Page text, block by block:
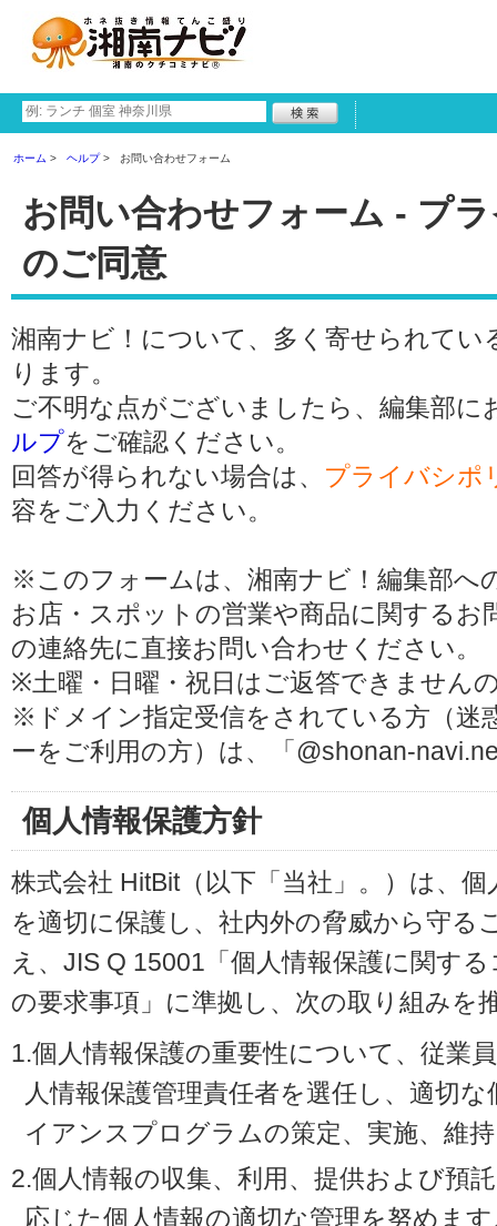
ホーム ヘルプ お問い合わせフォーム
お問い合わせフォーム - プ
のご同意
湘南ナビ！について、多く寄せられてい
ります。
ご不明な点がございましたら、編集部
ルプをご確認ください。
回答が得られない場合は、 プライバシポ
容をご入力ください。
※このフォームは、湘南ナビ！編集部へ
お店・スポットの営業や商品に関する
の連絡先に直接お問い合わせください。
※土曜・日曜・祝日はご返答できません
※ドメイン指定受信をされている方（迷
ーをご利用の方）は、「@shonan-
個人情報保護方針
株式会社 HitBit（以下「当社」。）は、
を適切に保護し、社内外の脅威から守る
え、JIS Q 15001「個人情報保護に関す
の要求事項」に準拠し、次の取り組みを
1.個人情報保護の重要性について、従業
人情報保護管理責任者を選任し、適切
イアンスプログラムの策定、実施、維
2.個人情報の収集、利用、提供および預
応じた個人情報の適切な管理を努めま